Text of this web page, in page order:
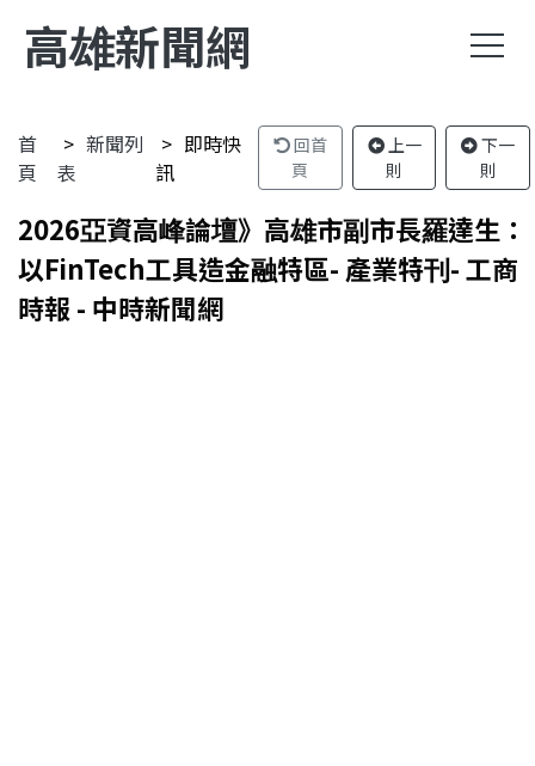
高雄新聞網
首
頁
新聞列
表
即時快
訊
回首
頁
上一
則
下一
則
2026亞資高峰論壇》高雄市副市長羅達生：
以FinTech工具造金融特區- 產業特刊- 工商
時報 - 中時新聞網